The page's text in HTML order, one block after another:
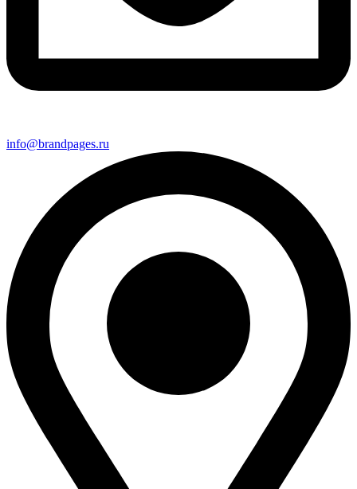
info@brandpages.ru